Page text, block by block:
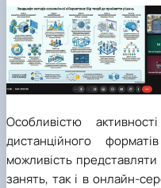
Особливістю
дистанційного
можливість
занять, так і в онлайн-